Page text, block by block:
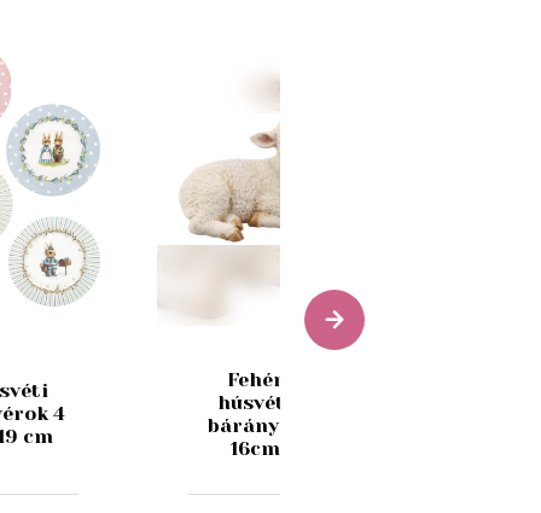
4
cm
Fehér
húsvéti
bárányka
16cm